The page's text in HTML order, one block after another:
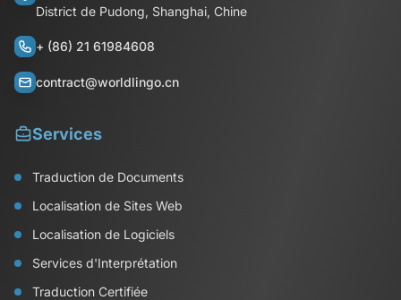
District de Pudong, Shanghai, Chine
+ (86) 21 61984608
contract@worldlingo.cn
Services
Traduction de Documents
Localisation de Sites Web
Localisation de Logiciels
Services d'Interprétation
Traduction Certifiée